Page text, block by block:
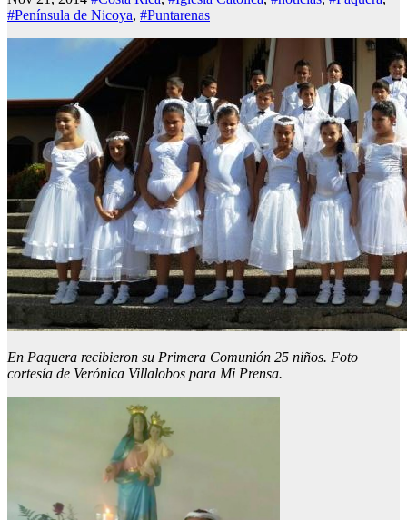
#Península de Nicoya, #Puntarenas
En Paquera recibieron su Primera Comunión 25 niños. Foto
cortesía de Verónica Villalobos para Mi Prensa.